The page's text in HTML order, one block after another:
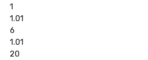
1
1.01
6
1.01
20